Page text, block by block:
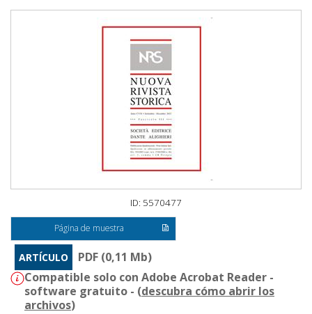
ID: 5570477
Página de muestra
ARTÍCULO
PDF (0,11 Mb)
Compatible solo con Adobe Acrobat Reader -
software gratuito - (descubra cómo abrir los
archivos)